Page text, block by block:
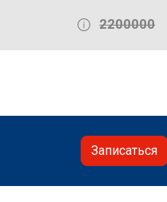
2200000
Записаться